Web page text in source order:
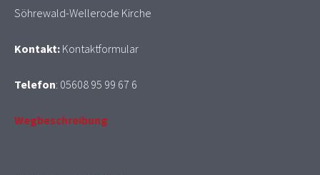
Söhrewald-Wellerode Kirche
Kontakt: Kontaktformular
Telefon: 05608 95 99 67 6
Wegbeschreibung